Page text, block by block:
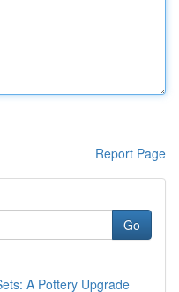
Report Page
Go
A Pottery Upgrade